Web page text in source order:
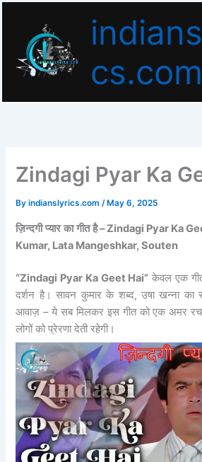
content
cs.com
Zindagi Pyar Ka
Byindianslyrics.com/ May 6, 2025
ज़िन्दगी प्यार का गीत है– Zindagi Pyar Ka
Kumar, Lata Mangeshkar, Souten
“Zindagi Pyar Ka Geet Hai” केवल एक
दर्शन है। सावन कुमार के शब्द, उषा खन्ना का
आवाज़ – ये सब मिलकर इस गीत को एक अमर
लोगों को प्रेरणा देती रहेगी।